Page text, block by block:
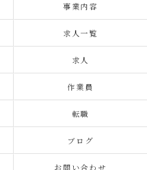
事業内容
求人一覧
求人
作業員
転職
ブログ
お問い合わせ